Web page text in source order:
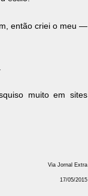
então criei o meu —
muito em sites
Via Jornal Extra
17/05/2015